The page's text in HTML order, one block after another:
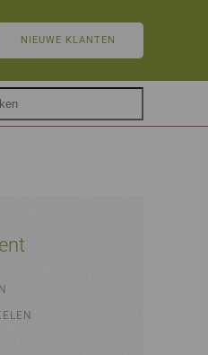
NIEUWE KLANTEN